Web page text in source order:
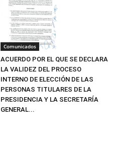
Comunicados
ACUERDO POR EL QUE SE DECLARA
LA VALIDEZ DEL PROCESO
INTERNO DE ELECCIÓN DE LAS
PERSONAS TITULARES DE LA
PRESIDENCIA Y LA SECRETARÍA
GENERAL...